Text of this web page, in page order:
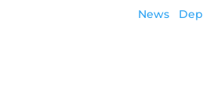
News